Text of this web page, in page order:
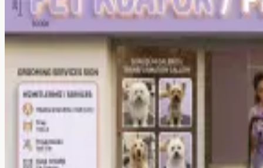
Hakkımızda
Ekibimiz
Referanslar
Galeri
Kaynaklar
Blog
SSS
Hizmetler
Araçlar
İletişim →
BlogSSS